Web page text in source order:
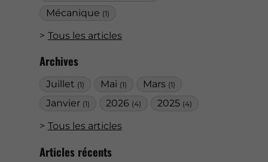
Mécanique (1)
Tous les articles
Archives
Juillet (1) Mai (1) Mars (1)
Janvier (1) 2026 (4) 2025 (4)
Tous les articles
Articles récents